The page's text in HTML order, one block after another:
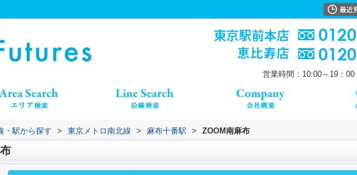
営業時間：10:00～19：00
・駅から探す > 東京メトロ南北線 > 麻布十番駅 > ZOOM南麻布